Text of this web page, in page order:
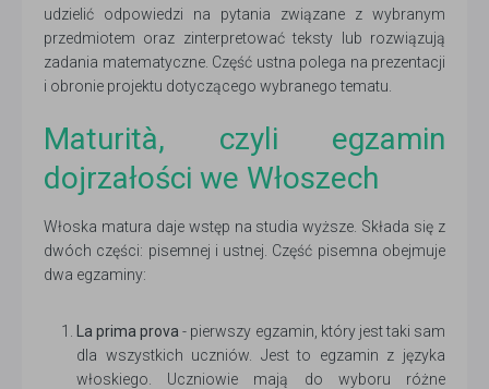
udzielić odpowiedzi na pytania związane z wybranym
przedmiotem oraz zinterpretować teksty lub rozwiązują
zadania matematyczne. Część ustna polega na prezentacji
i obronie projektu dotyczącego wybranego tematu.
Maturità, czyli egzamin
dojrzałości we Włoszech
Włoska matura daje wstęp na studia wyższe. Składa się z
dwóch części: pisemnej i ustnej. Część pisemna obejmuje
dwa egzaminy:
La prima prova - pierwszy egzamin, który jest taki sam
dla wszystkich uczniów. Jest to egzamin z języka
włoskiego. Uczniowie mają do wyboru różne